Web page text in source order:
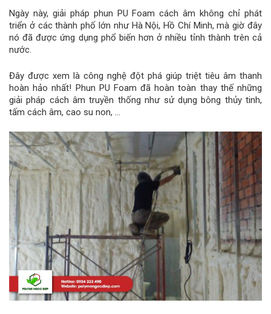
Ngày này, giải pháp phun PU Foam cách âm không chỉ phát
triển ở các thành phố lớn như Hà Nội, Hồ Chí Minh, mà giờ đây
nó đã được ứng dụng phổ biến hơn ở nhiều tỉnh thành trên cả
nước.
Đây được xem là công nghệ đột phá giúp triệt tiêu âm thanh
hoàn hảo nhất! Phun PU Foam đã hoàn toàn thay thế những
giải pháp cách âm truyền thống như sử dụng bông thủy tinh,
tấm cách âm, cao su non, …